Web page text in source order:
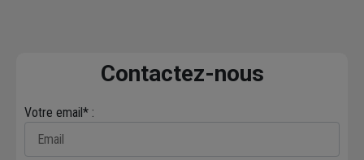
Contactez-nous
Votre email* :